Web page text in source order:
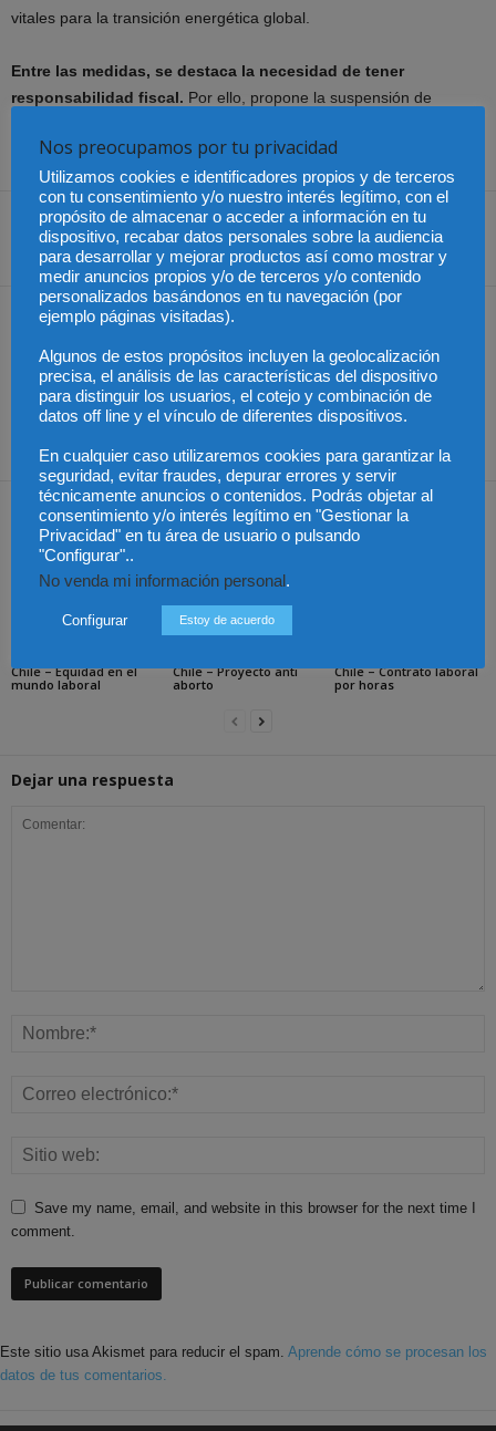
vitales para la transición energética global.
Entre las medidas, se destaca la necesidad de tener
responsabilidad fiscal. Por ello, propone la suspensión de
estabilizar el gasto público.
Share
Artículo anterior
Banca, seguros y
farmacéuticas, entre los
sectores más afectados
por la nueva regulación de
Colombia – Se detiene la
transición presidencial
Artículos relacionados Más del autor
Chile – Equidad en el
mundo laboral
Chile – Proyecto anti
aborto
Chile – Contrato laboral
por horas
Dejar una respuesta
Save my name, email, and website in this browser for the next time I
comment.
Este sitio usa Akismet para reducir el spam. Aprende cómo se procesan los
datos de tus comentarios.
Nos preocupamos por tu privacidad
Utilizamos cookies e identificadores propios y de terceros
con tu consentimiento y/o nuestro interés legítimo, con el
propósito de almacenar o acceder a información en tu
dispositivo, recabar datos personales sobre la audiencia
para desarrollar y mejorar productos así como mostrar y
medir anuncios propios y/o de terceros y/o contenido
personalizados basándonos en tu navegación (por
ejemplo páginas visitadas).
Algunos de estos propósitos incluyen la geolocalización
precisa, el análisis de las características del dispositivo
para distinguir los usuarios, el cotejo y combinación de
datos off line y el vínculo de diferentes dispositivos.
En cualquier caso utilizaremos cookies para garantizar la
seguridad, evitar fraudes, depurar errores y servir
técnicamente anuncios o contenidos. Podrás objetar al
consentimiento y/o interés legítimo en "Gestionar la
Privacidad" en tu área de usuario o pulsando
"Configurar"..
No venda mi información personal .
Configurar Estoy de acuerdo